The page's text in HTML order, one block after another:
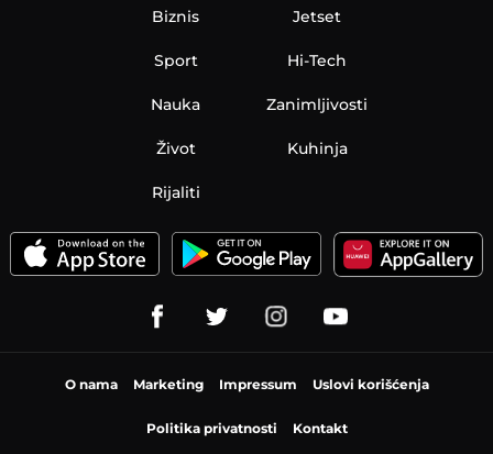
Biznis
Sport
Nauka
Jetset
Hi-Tech
Zanimljivosti
Život Kuhinja
Rijaliti
O nama Marketing Impressum Uslovi korišćenja
Politika privatnosti Kontakt